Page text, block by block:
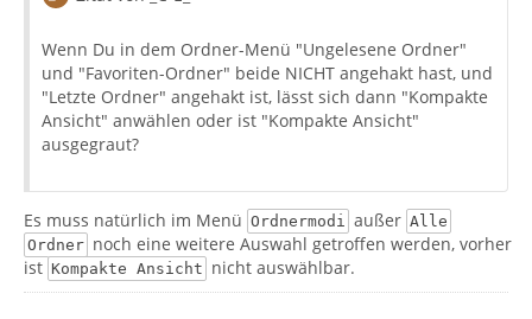
Wenn Du in dem Ordner-Menü "Ungelesene Ordner"
und "Favoriten-Ordner" beide NICHT angehakt hast, und
"Letzte Ordner" angehakt ist, lässt sich dann "Kompakte
Ansicht" anwählen oder ist "Kompakte Ansicht"
ausgegraut?
Es muss natürlich im Menü Ordnermodi außer Alle
Ordner noch eine weitere Auswahl getroffen werden, vorher
ist Kompakte Ansicht nicht auswählbar.